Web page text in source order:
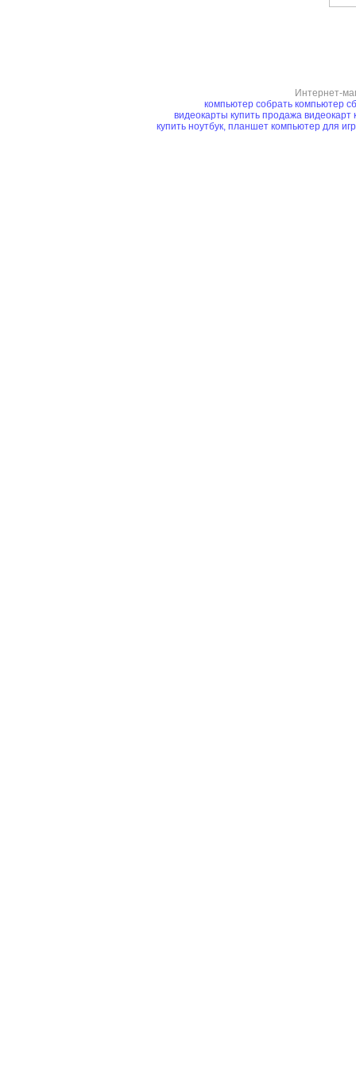
Интернет-
компьютер собрать компьютер
видеокарты купить продажа видеокарт
купить ноутбук, планшет компьютер для